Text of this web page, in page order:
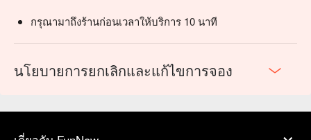
กรุณามาถึงร้านก่อนเวลาให้บริการ 10 นาที
นโยบายการยกเลิกและแก้ไขการจอง